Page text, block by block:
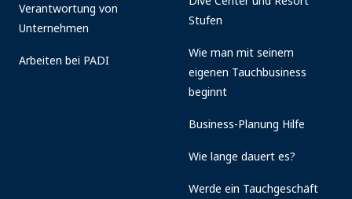
Verantwortung von
Unternehmen
Arbeiten bei PADI
Stufen
Wie man mit seinem
eigenen Tauchbusiness
beginnt
Business-Planung Hilfe
Wie lange dauert es?
Werde ein Tauchgeschäft